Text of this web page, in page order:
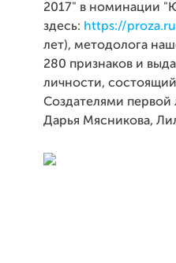
2017" в номинации
здесь: https://
лет), методолога
280 признаков и
личности,
Создателями первой
Дарья Мясникова,